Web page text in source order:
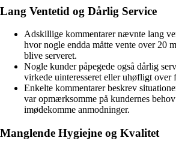
Lang Ventetid og Dårlig Service
Adskillige kommentarer nævnte lang
hvor nogle endda måtte vente over 20
blive serveret.
Nogle kunder påpegede også dårlig
virkede uinteresseret eller uhøfligt over
Enkelte kommentarer beskrev
var opmærksomme på kundernes
imødekomme anmodninger.
Manglende Hygiejne og Kvalitet